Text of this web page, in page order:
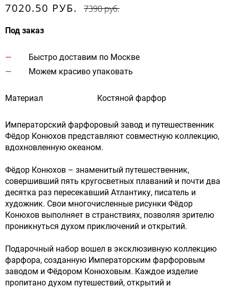
7020.50 РУБ. 7390 руб.
Под заказ
Быстро доставим по Москве
Можем красиво упаковать
Материал Костяной фарфор
Императорский фарфоровый завод и путешественник
Фёдор Конюхов представляют совместную коллекцию,
вдохновленную океаном.
Фёдор Конюхов – знаменитый путешественник,
совершивший пять кругосветных плаваний и почти два
десятка раз пересекавший Атлантику, писатель и
художник. Свои многочисленные рисунки Фёдор
Конюхов выполняет в странствиях, позволяя зрителю
проникнуться духом приключений и открытий.
Подарочный набор вошел в эксклюзивную коллекцию
фарфора, созданную Императорским фарфоровым
заводом и Фёдором Конюховым. Каждое изделие
пропитано духом путешествий, открытий и